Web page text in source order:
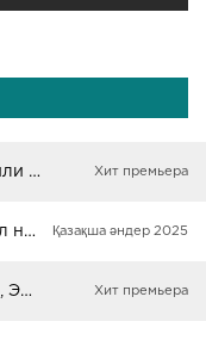
Эльбрус Джанмирзоев - От земли до луны Хит премьера
Zhenis, Adil, Kally Oscar - Пошёл на лево потом пошёл на права Қазақша әндер 2025
Elbrus (Эльбрус Джанмирзоев), Элвин Грей - Небеса Хит премьера